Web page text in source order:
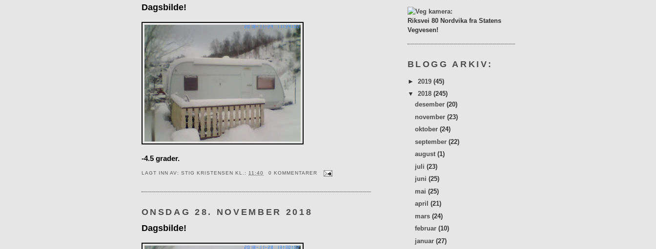
Dagsbilde!
-4.5 grader.
LAGT INN AV: STIG KRISTENSEN KL.: 11:40 0 KOMMENTARER
ONSDAG 28. NOVEMBER 2018
Dagsbilde!
Riksvei 80 Nordvika fra Statens
Vegvesen!
BLOGG ARKIV:
► 2019 (45)
▼ 2018 (245)
desember(20)
november(23)
oktober(24)
september(22)
august(1)
juli(23)
juni(25)
mai(25)
april(21)
mars(24)
februar(10)
januar(27)